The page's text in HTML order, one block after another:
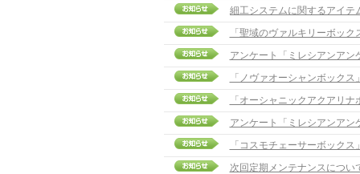
細工システムに関するアイテ
「聖域のヴァルキリーボッ
アンケート「ミレシアンアン
「ノヴァオーシャンボック
「オーシャニックアクアリ
アンケート「ミレシアンアン
「コスモチェーサーボック
次回定期メンテナンスについ